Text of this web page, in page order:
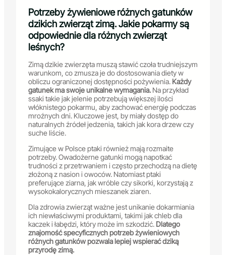
Potrzeby żywieniowe różnych gatunków
dzikich zwierząt zimą. Jakie pokarmy są
odpowiednie dla różnych zwierząt
leśnych?
Zimą dzikie zwierzęta muszą stawić czoła trudniejszym
warunkom, co zmusza je do dostosowania diety w
obliczu ograniczonej dostępności pożywienia. Każdy
gatunek ma swoje unikalne wymagania. Na przykład
ssaki takie jak jelenie potrzebują większej ilości
włóknistego pokarmu, aby zachować energię podczas
mroźnych dni. Kluczowe jest, by miały dostęp do
naturalnych źródeł jedzenia, takich jak kora drzew czy
suche liście.
Zimujące w Polsce ptaki również mają rozmaite
potrzeby. Owadożerne gatunki mogą napotkać
trudności z przetrwaniem i często przechodzą na dietę
złożoną z nasion i owoców. Natomiast ptaki
preferujące ziarna, jak wróble czy sikorki, korzystają z
wysokokalorycznych mieszanek ziaren.
Dla zdrowia zwierząt ważne jest unikanie dokarmiania
ich niewłaściwymi produktami, takimi jak chleb dla
kaczek i łabędzi, który może im szkodzić. Dlatego
znajomość specyficznych potrzeb żywieniowych
różnych gatunków pozwala lepiej wspierać dziką
przyrodę zimą.